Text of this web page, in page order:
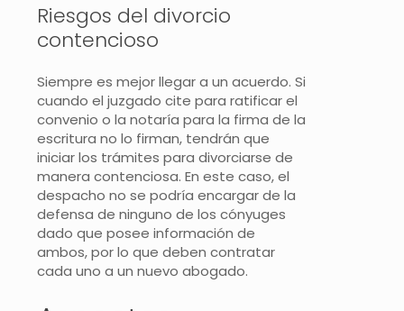
Riesgos del divorcio
contencioso
Siempre es mejor llegar a un acuerdo. Si
cuando el juzgado cite para ratificar el
convenio o la notaría para la firma de la
escritura no lo firman, tendrán que
iniciar los trámites para divorciarse de
manera contenciosa. En este caso, el
despacho no se podría encargar de la
defensa de ninguno de los cónyuges
dado que posee información de
ambos, por lo que deben contratar
cada uno a un nuevo abogado.